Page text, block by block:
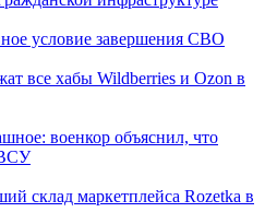
условие завершения СВО
все хабы Wildberries и Ozon в
военкор объяснил, что
ВСУ
склад маркетплейса Rozetka в